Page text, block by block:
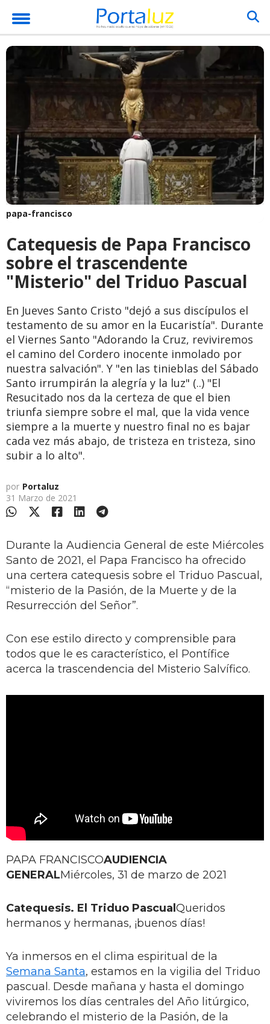
papa-francisco
Catequesis de Papa Francisco
sobre el trascendente
"Misterio" del Triduo Pascual
En Jueves Santo Cristo "dejó a sus discípulos el
testamento de su amor en la Eucaristía". Durante
el Viernes Santo "Adorando la Cruz, reviviremos
el camino del Cordero inocente inmolado por
nuestra salvación". Y "en las tinieblas del Sábado
Santo irrumpirán la alegría y la luz" (..) "El
Resucitado nos da la certeza de que el bien
triunfa siempre sobre el mal, que la vida vence
siempre a la muerte y nuestro final no es bajar
cada vez más abajo, de tristeza en tristeza, sino
subir a lo alto".
por Portaluz
31 Marzo de 2021
Durante la Audiencia General de este Miércoles
Santo de 2021, el Papa Francisco ha ofrecido
una certera catequesis sobre el Triduo Pascual,
“misterio de la Pasión, de la Muerte y de la
Resurrección del Señor”.
Con ese estilo directo y comprensible para
todos que le es característico, el Pontífice
acerca la trascendencia del Misterio Salvífico.
PAPA FRANCISCOAUDIENCIA
GENERALMiércoles, 31 de marzo de 2021
Catequesis. El Triduo PascualQueridos
hermanos y hermanas, ¡buenos días!
Ya inmersos en el clima espiritual de la
Semana Santa, estamos en la vigilia del Triduo
pascual. Desde mañana y hasta el domingo
viviremos los días centrales del Año litúrgico,
celebrando el misterio de la Pasión, de la